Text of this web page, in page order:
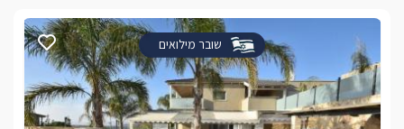
שובר מילואים